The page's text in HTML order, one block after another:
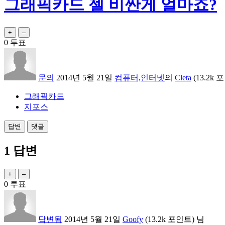
그래픽카드 젤 비싼게 얼마죠?
0 투표
문의 2014년 5월 21일 컴퓨터,인터넷의 Cleta (13.2k
그래픽카드
지포스
1 답변
0 투표
답변됨 2014년 5월 21일 Goofy (13.2k 포인트) 님